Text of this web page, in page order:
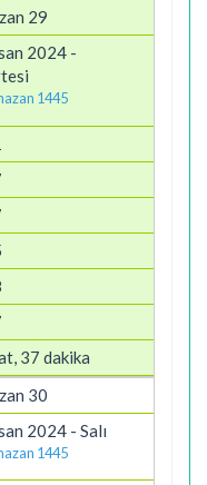
29
2024 -
1445
37 dakika
30
2024 - Salı
1445